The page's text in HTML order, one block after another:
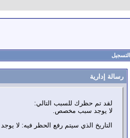
التسجيل
رسالة إدارية
لقد تم حظرك للسبب التالي:
لا يوجد سبب مخصص.
التاريخ الذي سيتم رفع الحظر فيه: لا يوجد